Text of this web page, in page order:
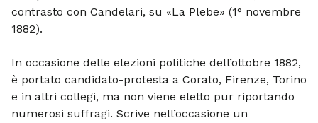
contrasto con Candelari, su «La Plebe» (1° novembre
1882).
In occasione delle elezioni politiche del­l’ottobre 1882,
è portato candidato-pro­testa a Corato, Firenze, Torino
e in altri collegi, ma non viene eletto pur riportando
numerosi suffragi. Scrive nell’occasione un